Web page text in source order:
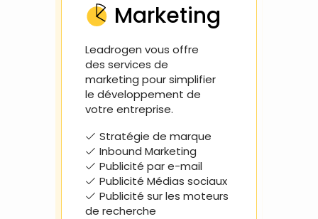
Marketing
Leadrogen vous offre
des services de
marketing pour simplifier
le développement de
votre entreprise.
Stratégie de marque
Inbound Marketing
Publicité par e-mail
Publicité Médias sociaux
Publicité sur les moteurs
de recherche